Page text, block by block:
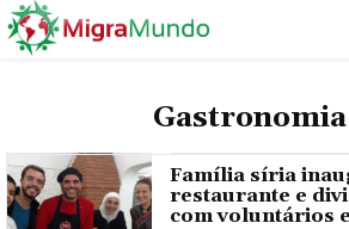
Gastronomia
Família síria
restaurante e
com voluntários